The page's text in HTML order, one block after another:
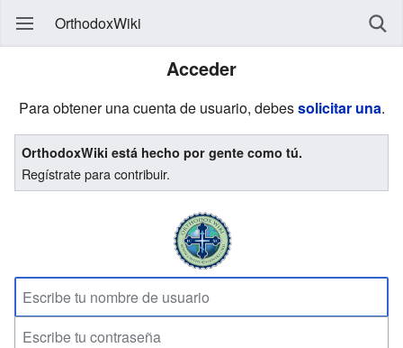
OrthodoxWiki
Acceder
Para obtener una cuenta de usuario, debessolicitar una.
OrthodoxWiki está hecho por gente como tú.
Regístrate para contribuir.